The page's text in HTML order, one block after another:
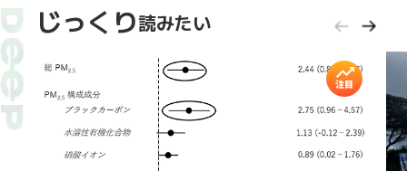
じっくり読みたい